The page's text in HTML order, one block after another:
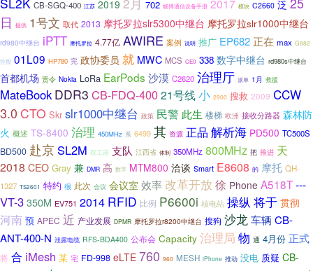
CB-SGQ-400 江苏 2019 702 畅博通信设备手册 2017 模块 C2660 泛
日 提供 1号文 取代 2013 摩托罗拉slr5300中继台 摩托罗拉slr1000中继台
rd980中继台 iPTT 摩托罗拉 4.77亿 AWIRE 案例 说明 推广 EP682 正在 max G882
控股 01L09 HP780 完 政协委员 就 MWC MCS CE0 338 数字中继台 rd980s中继台
首都机场 责令 Nokia LoRa EarPods 沙漠 C2620 治理厅 派单 1月 救援
MateBook DDR3 CB-FDQ-40021号线小 2900 搜救 2009 CCW
3.0 CTO Skr slr1000中继台 政策 民警 此生 楼梯 欧洲 接收分路器 森林防
火 概述 TS-8400 治理 450MHz 系 6499 其 资源 正品 解析海 PD500 TC500S
BD500 赴京SL2M 双工器 支队 江西省 体制 350MHz 800MHz 把 推进 天
2018 CEO Gray 兼 DMR 高 数字 MTM800 洽谈 Smart E8608 的 摩托 QH-
1327 TS2601 特约 很 此次 会议 会议室 效率 改革开放 徐 Phone A518T---
VT-3 350M EV751 2014 RFID 比例 P6600i 核电站 操纵 将于 贯彻
河南 预 APEC 近 产业发展 DPMR 摩托罗拉r8200中继台 搜狗 沙龙车辆 CB-
ANT-400-N 泄露电缆 RFS-BDA400 公布会 Capacity 治理局 物 通 4月份 正式
将 合 iMesh 某 宅 FD-998 eLTE 760 960 MESH iPhone 推动 没电 质疑 CB-